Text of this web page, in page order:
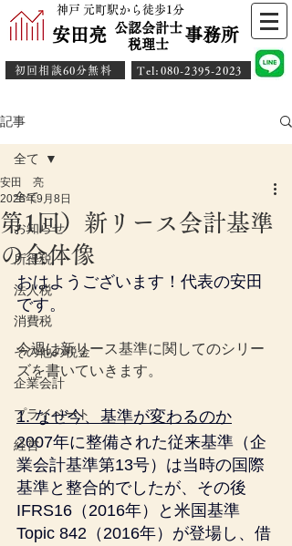
神戸 元町駅から徒歩1分
安田亮 事務所
公認会計士
​税理士
初回相談60分無料 ​Tel:080-2395-2023
記事
全て
お知らせ
所得税
法人税
消費税
その他の税金
企業会計
プライベート
経営
全て
第1回）新リース会計基準
の全体像
安田 亮
2025年9月8日
おはようございます！代表の安田
です。
今週は新リース基準に関してのシリー
ズを書いていきます。
1. なぜ今、基準が変わるのか
2007年に整備された従来基準（企
業会計基準第13号）は当時の国際
基準と整合的でしたが、その後
IFRS16（2016年）と米国基準
Topic 842（2016年）が登場し、借